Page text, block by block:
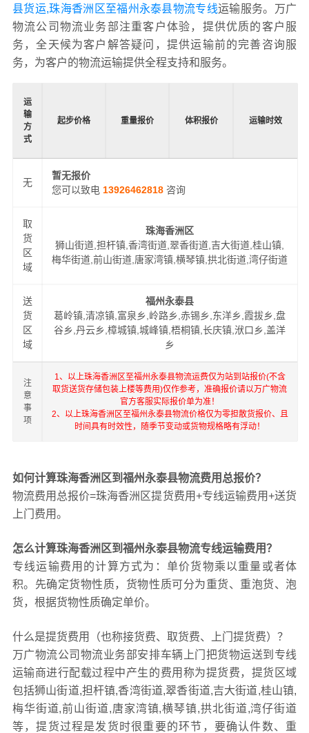
县货运,珠海香洲区至福州永泰县物流专线运输服务。万广
物流公司物流业务部注重客户体验，提供优质的客户服
务，全天候为客户解答疑问，提供运输前的完善咨询服
务，为客户的物流运输提供全程支持和服务。
运
输
方
式
起步价格 重量报价 体积报价 运输时效
无
暂无报价
您可以致电 13926462818 咨询
取
货
区
域
珠海香洲区
狮山街道,担杆镇,香湾街道,翠香街道,吉大街道,桂山镇,
梅华街道,前山街道,唐家湾镇,横琴镇,拱北街道,湾仔街道
送
货
区
域
福州永泰县
葛岭镇,清凉镇,富泉乡,岭路乡,赤锡乡,东洋乡,霞拔乡,盘
谷乡,丹云乡,樟城镇,城峰镇,梧桐镇,长庆镇,洑口乡,盖洋
乡
注
意
事
项
1、以上珠海香洲区至福州永泰县物流运费仅为站到站报价(不含
取货送货存储包装上楼等费用)仅作参考，准确报价请以万广物流
官方客服实际报价单为准！
2、以上珠海香洲区至福州永泰县物流价格仅为零担散货报价、且
时间具有时效性，随季节变动或货物规格略有浮动！
如何计算珠海香洲区到福州永泰县物流费用总报价？
物流费用总报价=珠海香洲区提货费用+专线运输费用+送货
上门费用。
怎么计算珠海香洲区到福州永泰县物流专线运输费用？
专线运输费用的计算方式为：单价货物乘以重量或者体
积。先确定货物性质，货物性质可分为重货、重泡货、泡
货，根据货物性质确定单价。
什么是提货费用（也称接货费、取货费、上门提货费）？
万广物流公司物流业务部安排车辆上门把货物运送到专线
运输商进行配载过程中产生的费用称为提货费，提货区域
包括狮山街道,担杆镇,香湾街道,翠香街道,吉大街道,桂山镇,
梅华街道,前山街道,唐家湾镇,横琴镇,拱北街道,湾仔街道
等，提货过程是发货时很重要的环节，要确认件数、重